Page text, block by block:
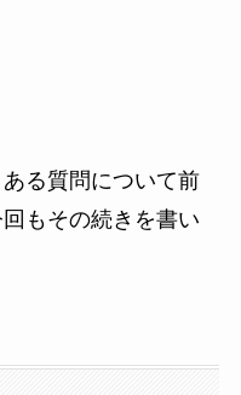
る質問について前
もその続きを書い